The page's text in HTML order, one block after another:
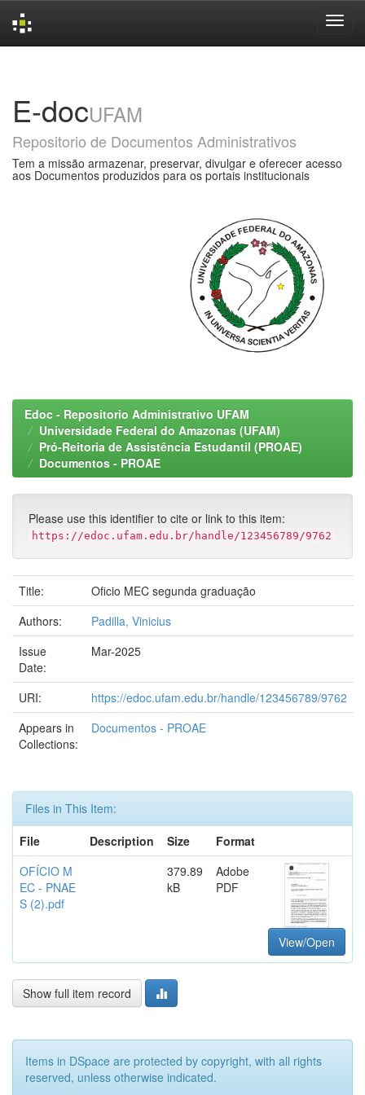
E-docUFAM
Repositorio de Documentos Administrativos
Tem a missão armazenar, preservar, divulgar e oferecer acesso
aos Documentos produzidos para os portais institucionais
Edoc - Repositorio Administrativo UFAM
Universidade Federal do Amazonas (UFAM)
Pró-Reitoria de Assistência Estudantil (PROAE)
Documentos - PROAE
Please use this identifier to cite or link to this item:
https://edoc.ufam.edu.br/handle/123456789/9762
Title:
Oficio MEC segunda graduação
Authors:
Padilla, Vinicius
Issue
Date:
Mar-2025
URI:
https://edoc.ufam.edu.br/handle/123456789/9762
Appears in
Collections:
Documentos - PROAE
Files in This Item:
File
Description Size
Format
OFÍCIO M
EC - PNAE
S (2).pdf
379.89
kB
Adobe
PDF
View/Open
Show full item record
Items in DSpace are protected by copyright, with all rights
reserved, unless otherwise indicated.